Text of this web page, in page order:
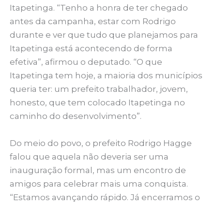
Itapetinga. “Tenho a honra de ter chegado
antes da campanha, estar com Rodrigo
durante e ver que tudo que planejamos para
Itapetinga está acontecendo de forma
efetiva”, afirmou o deputado. “O que
Itapetinga tem hoje, a maioria dos municípios
queria ter: um prefeito trabalhador, jovem,
honesto, que tem colocado Itapetinga no
caminho do desenvolvimento”.
Do meio do povo, o prefeito Rodrigo Hagge
falou que aquela não deveria ser uma
inauguração formal, mas um encontro de
amigos para celebrar mais uma conquista.
“Estamos avançando rápido. Já encerramos o